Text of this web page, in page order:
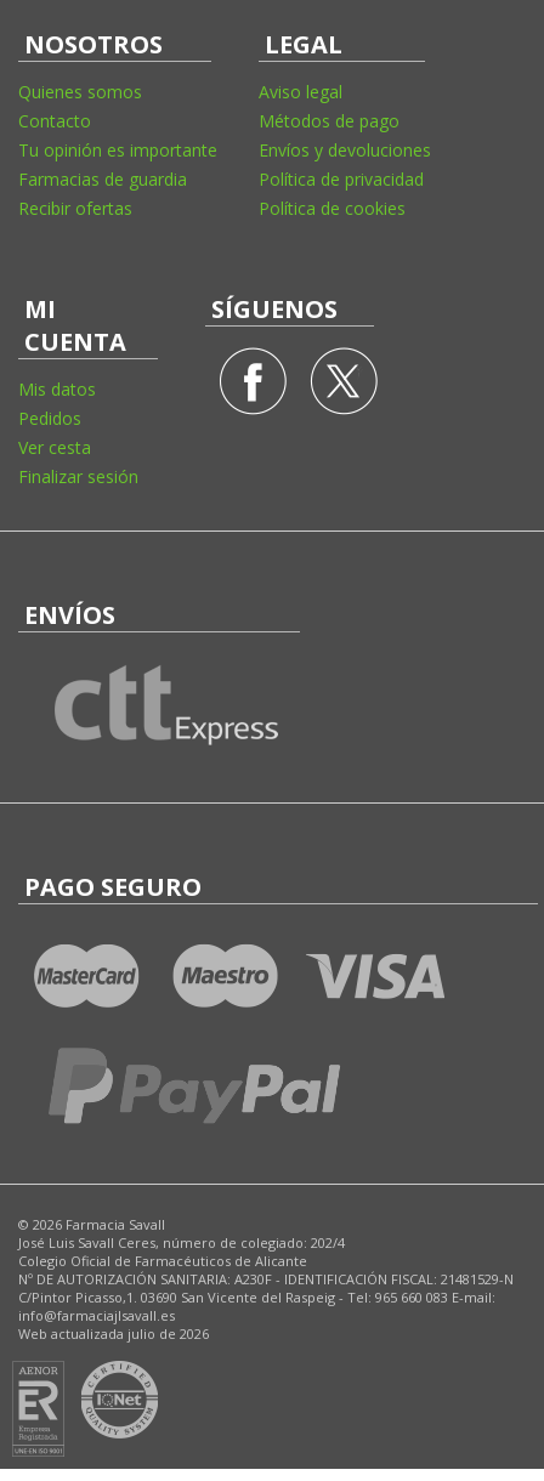
NOSOTROS
Quienes somos
Contacto
Tu opinión es importante
Farmacias de guardia
Recibir ofertas
LEGAL
Aviso legal
Métodos de pago
Envíos y devoluciones
Política de privacidad
Política de cookies
MI
CUENTA
Mis datos
Pedidos
Ver cesta
Finalizar sesión
SÍGUENOS
ENVÍOS
PAGO SEGURO
© 2026 Farmacia Savall
José Luis Savall Ceres, número de colegiado: 202/4
Colegio Oficial de Farmacéuticos de Alicante
Nº DE AUTORIZACIÓN SANITARIA: A230F - IDENTIFICACIÓN FISCAL: 21481529-N
C/Pintor Picasso,1. 03690 San Vicente del Raspeig - Tel: 965 660 083 E-mail:
info@farmaciajlsavall.es
Web actualizada julio de 2026